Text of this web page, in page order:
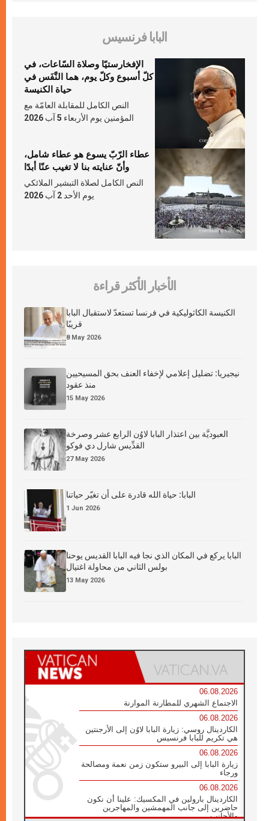
البابا فرنسيس
الإفخارستيّا وصلاة السّاعات، في
كلّ أسبوع وكلّ يوم، هما النَّفَس في
حياة الكنيسة
النص الكامل للمقابلة العامّة مع
المؤمنين يوم الأربعاء 5 آب 2026
عطاء الرّبّ يسوع هو عطاء شامل،
وأنّ عنايته بنا لا تغيب عنّا أبدًا
النص الكامل لصلاة التبشير الملائكي
يوم الأحد 2 آب 2026
الأخبار الأكثر قراءة
الكنيسة الكاثوليكية في فرنسا تستعدّ لاستقبال البابا
قريبًا
8 May 2026
نيجيريا: تضليل إعلامي لإخفاء العنف بحق المسيحيين
منذ عقود
15 May 2026
العبوديَّة بين اعتذار البابا لاوُن الرابع عشر وصرخة
القدِّيس شارل دي فوكو
27 May 2026
البابا: حياة الله قادرة على أن تغيّر حياتنا
1 Jun 2026
البابا يركع في المكان الذي نجا فيه البابا القديس يوحنا
بولس الثاني من محاولة اغتيال
13 May 2026
06.08.2026
الاجتماع الشهري للمطارنة الموارنة
06.08.2026
الكاردينال روسي: زيارة البابا لاوُن إلى الأرجنتين
هي تكريم للبابا فرنسيس
06.08.2026
زيارة البابا إلى البيرو ستكون زمن نعمة ومصالحة
ورجاء
06.08.2026
الكاردينال بارولين في المكسيك: علينا أن نكون
حاضرين إلى جانب المهمشين والمهاجرين
والأجانب